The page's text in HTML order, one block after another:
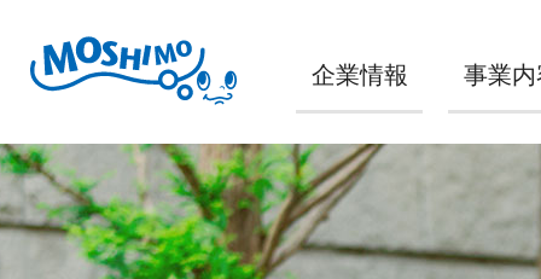
企業情報 事業内